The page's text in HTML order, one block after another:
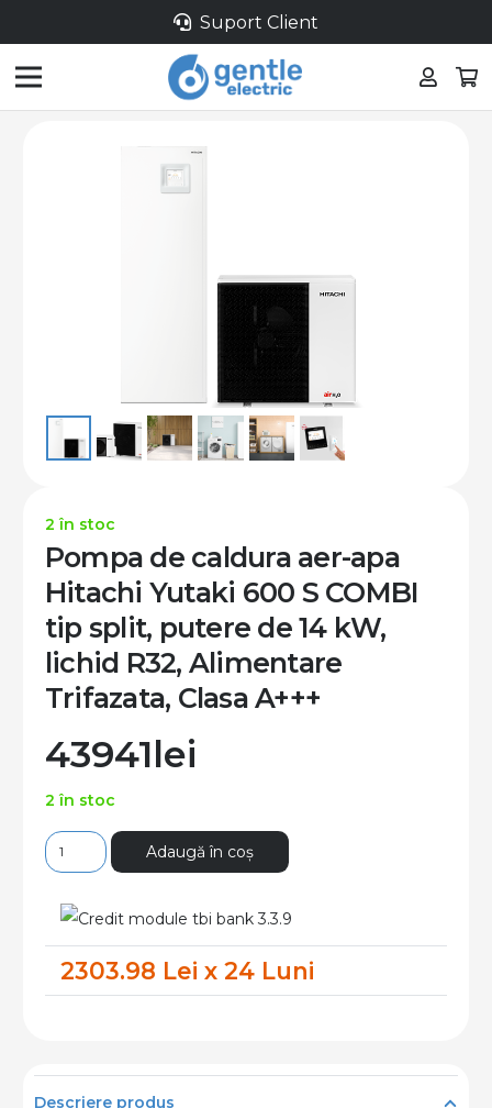
Suport Client
2 în stoc
Pompa de caldura aer-apa
Hitachi Yutaki 600 S COMBI
tip split, putere de 14 kW,
lichid R32, Alimentare
Trifazata, Clasa A+++
43941lei
2 în stoc
Cantitate
Pompa
de
aer-
apa
Adaugă în coș
2303.98 Lei x 24 Luni
Descriere produs